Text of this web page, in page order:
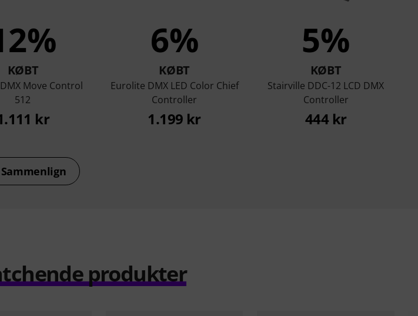
KØBT
Move Control
512
kr
6%
KØBT
Eurolite DMX LED Color Chief
Controller
1.199 kr
5%
KØBT
Stairville DDC-12 LCD DMX
Controller
444 kr
Sammenlign
produkter